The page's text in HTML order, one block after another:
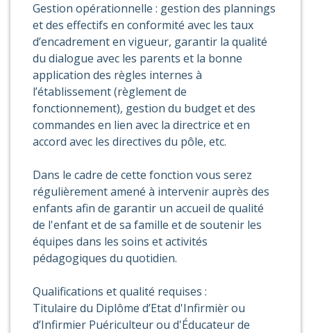
Gestion opérationnelle : gestion des plannings
et des effectifs en conformité avec les taux
d’encadrement en vigueur, garantir la qualité
du dialogue avec les parents et la bonne
application des règles internes à
l’établissement (règlement de
fonctionnement), gestion du budget et des
commandes en lien avec la directrice et en
accord avec les directives du pôle, etc.
Dans le cadre de cette fonction vous serez
régulièrement amené à intervenir auprès des
enfants afin de garantir un accueil de qualité
de l'enfant et de sa famille et de soutenir les
équipes dans les soins et activités
pédagogiques du quotidien.
Qualifications et qualité requises :
Titulaire du Diplôme d’Etat d'Infirmièr ou
d’Infirmier Puériculteur ou d'Éducateur de